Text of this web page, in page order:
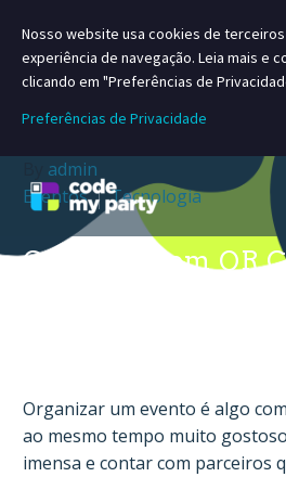
admin
Eventos
Tecnologia
Convites com QR
vantagens desta
Organizar um evento é algo
ao mesmo tempo muito
imensa e contar com parceiros
Nosso website usa cookies de
experiência de navegação. Leia mais e
clicando em "Preferências de
Preferências de Privacidade